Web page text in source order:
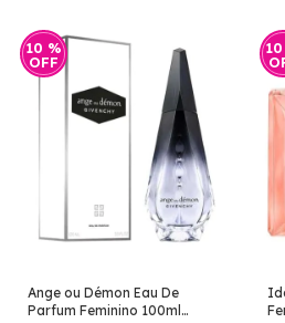
10 %
OFF
Ange ou Démon Eau De
Parfum Feminino 100ml
10